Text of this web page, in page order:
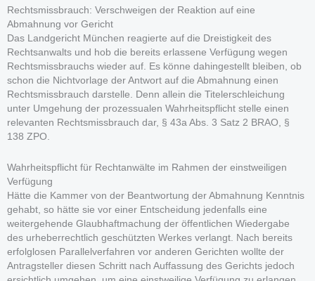
Rechtsmissbrauch: Verschweigen der Reaktion auf eine
Abmahnung vor Gericht
Das Landgericht München reagierte auf die Dreistigkeit des
Rechtsanwalts und hob die bereits erlassene Verfügung wegen
Rechtsmissbrauchs wieder auf. Es könne dahingestellt bleiben, ob
schon die Nichtvorlage der Antwort auf die Abmahnung einen
Rechtsmissbrauch darstelle. Denn allein die Titelerschleichung
unter Umgehung der prozessualen Wahrheitspflicht stelle einen
relevanten Rechtsmissbrauch dar, § 43a Abs. 3 Satz 2 BRAO, §
138 ZPO.
Wahrheitspflicht für Rechtanwälte im Rahmen der einstweiligen
Verfügung
Hätte die Kammer von der Beantwortung der Abmahnung Kenntnis
gehabt, so hätte sie vor einer Entscheidung jedenfalls eine
weitergehende Glaubhaftmachung der öffentlichen Wiedergabe
des urheberrechtlich geschützten Werkes verlangt. Nach bereits
erfolglosen Parallelverfahren vor anderen Gerichten wollte der
Antragsteller diesen Schritt nach Auffassung des Gerichts jedoch